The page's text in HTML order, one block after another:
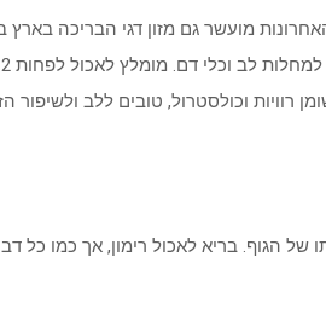
רוויות וכולסטרול, טובים ללב ולשיפור
של הגוף. בריא לאכול רימון, אך כמו כל